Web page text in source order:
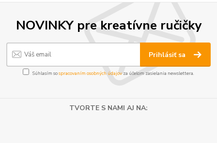
NOVINKY pre kreatívne ručičky
Prihlásiť sa
Súhlasím sospracovaním osobných údajov za účelom zasielania newslettera.
TVORTE S NAMI AJ NA: